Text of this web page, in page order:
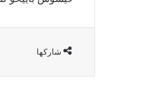
شاركها